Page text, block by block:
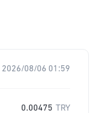
2026/08/06 01:59
0.00475 TRY